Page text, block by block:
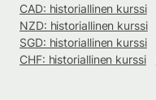
CAD: historiallinen kurssi
NZD: historiallinen kurssi
SGD: historiallinen kurssi
CHF: historiallinen kurssi